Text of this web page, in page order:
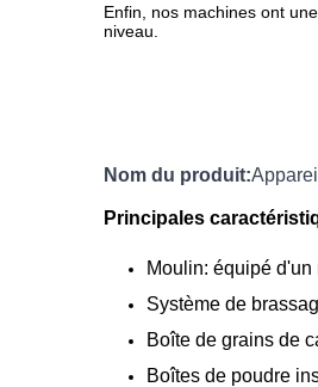
Enfin, nos machines ont
niveau.
Nom du produit:
Principales
Moulin: équipé
Système de
Boîte de grains de
Boîtes de poudre